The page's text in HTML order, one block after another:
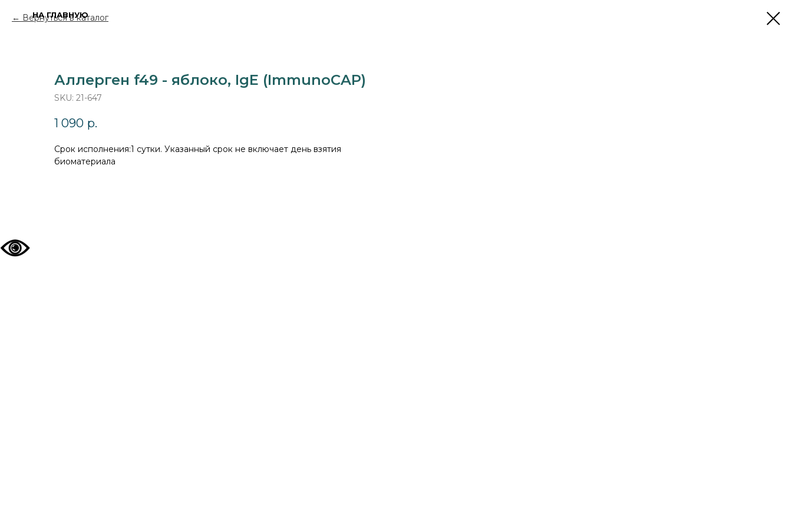
Вернуться в каталог
Аллерген f49 - яблоко, IgE (ImmunoCAP)
SKU: 21-647
1 090 р.
Cрок исполнения:1 сутки. Указанный срок не включает день взятия
биоматериала
НА ГЛАВНУЮ